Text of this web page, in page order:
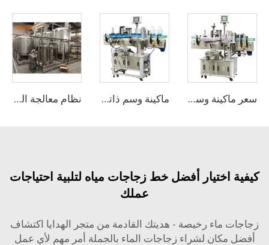
سعر ماكينة وسم أوتوماتيكية للزجاجات المسطحة والدائرية باستخدام ملصقات لاصقة من الجهتين ماكينة وسم ذاتية اللصق للزجاجات البلاستيكية أو الزجاجية نظام معالجة المياه بالتناضح العكسي من 1 إلى 100 طن
اختيار أفضل خط زجاجات مياه لتلبية احتياجات
عملك
ماء رخيصة - هديتك القادمة من متجر الهدايا اكتشاف
مكان لشراء زجاجات الماء بالجملة أمر مهم لأي عمل